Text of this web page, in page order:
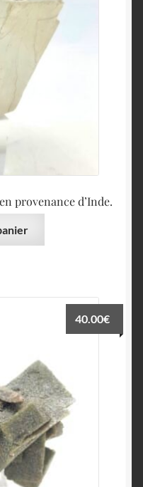
provenance d’Inde.
40.00€